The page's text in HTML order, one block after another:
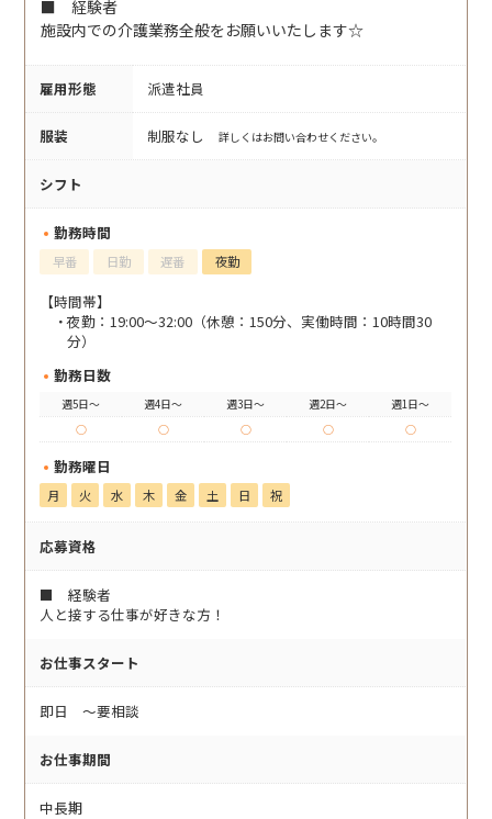
■ 経験者
施設内での介護業務全般をお願いいたします☆
雇用形態 派遣社員
服装 制服なし 詳しくはお問い合わせください。
シフト
勤務時間
早番 日勤 遅番 夜勤
【時間帯】
夜勤：19:00～32:00（休憩：150分、実働時間：10時間30
分）
勤務日数
週5日～ 週4日～ 週3日～ 週2日～
週1日～
○
○ ○ ○ ○
勤務曜日
月 火 水 木 金 土 日 祝
応募資格
■ 経験者
人と接する仕事が好きな方！
お仕事スタート
即日 〜要相談
お仕事期間
中長期